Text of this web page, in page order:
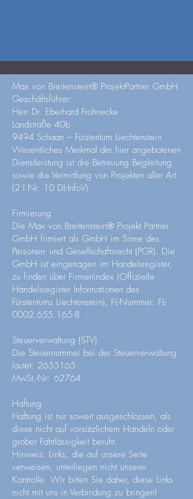
Max von Breitenstein® ProjektPartner GmbH
Geschäftsführer:
Herr Dr. Eberhard Frohnecke
Landstraße 40b
9494 Schaan – Fürstentum Liechtenstein
Wesentliches Merkmal der hier angebotenen
Dienstleistung ist die Betreuung Begleitung
sowie die Vermittlung von Projekten aller Art
(2 I Nr. 10 DL-InfoV).
Firmierung
Die Max von Breitenstein® Projekt Partner
GmbH firmiert als GmbH im Sinne des
Personen- und Gesellschaftsrecht (PGR). Die
GmbH ist eingetragen im Handelsregister,
zu finden über Firmenindex (Offizielle
Handelsregister Informationen des
Fürstentums Liechtenstein), FL-Nummer: FL-
0002.655.165-8
Steuerverwaltung (STV)
Die Steuernummer bei der Steuerverwaltung
lautet: 2655165
MwSt.-Nr: 62764
Haftung
Haftung ist nur soweit ausgeschlossen, als
diese nicht auf vorsätzlichem Handeln oder
grober Fahrlässigkeit beruht.
Hinweis: Links, die auf unsere Seite
verweisen, unterliegen nicht unserer
Kontrolle. Wir bitten Sie daher, diese Links
nicht mit uns in Verbindung zu bringen!